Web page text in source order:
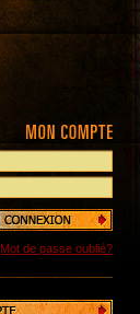
Mot de passe oublié?